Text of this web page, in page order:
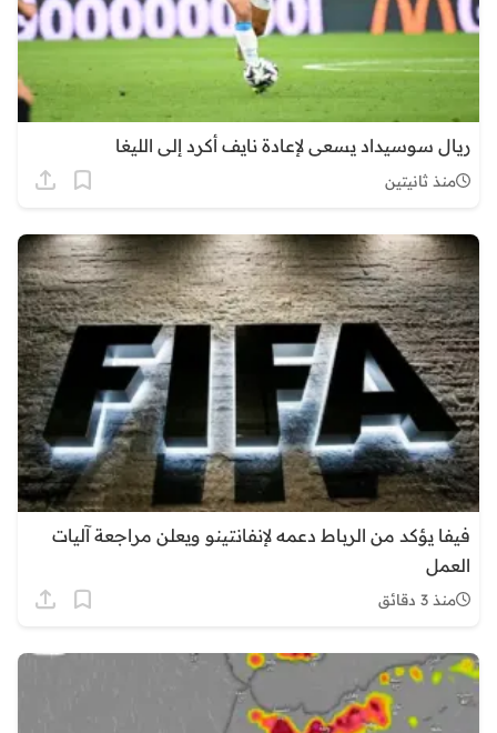
ريال سوسيداد يسعى لإعادة نايف أكرد إلى الليغا
منذ ثانيتين
فيفا يؤكد من الرباط دعمه لإنفانتينو ويعلن مراجعة آليات
العمل
منذ 3 دقائق